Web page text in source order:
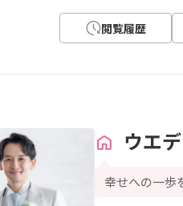
閲覧履歴
ウエ
幸せへの一歩